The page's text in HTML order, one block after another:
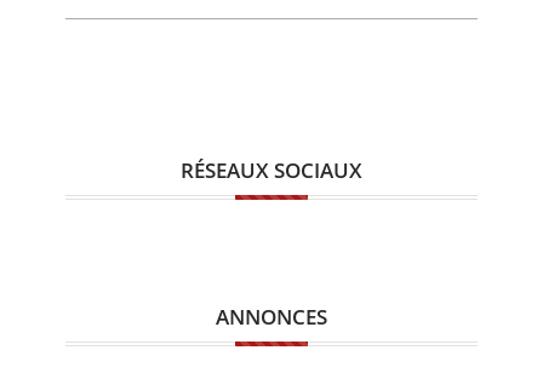
RÉSEAUX SOCIAUX
ANNONCES